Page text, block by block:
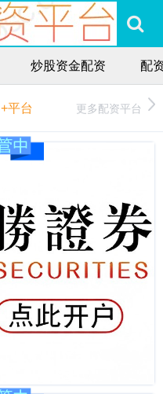
炒股资金配资 配
+平台 更多配资平台